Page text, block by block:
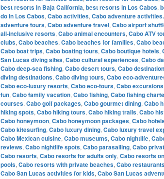
best resorts in Baja California, best resorts in Los Cabos,
do in Los Cabos, Cabo activities, Cabo adventure activities.
adventure tours, Cabo adventure travel, Cabo airport
all-inclusive resorts, Cabo animal encounters, Cabo ATV
clubs, Cabo beaches, Cabo beaches for families, Cabo
Cabo boat trips, Cabo boating tours, Cabo boutique hotels,
San Lucas diving sites, Cabo cultural experiences, Cabo
Cabo deep-sea fishing, Cabo desert tours, Cabo
diving destinations, Cabo diving tours, Cabo eco-
Cabo eco-luxury resorts, Cabo eco-tours, Cabo excursions
fun, Cabo family vacation, Cabo fishing, Cabo fishing
courses, Cabo golf packages, Cabo gourmet dining, Cabo
hiking spots, Cabo hiking tours, Cabo hiking trails, Cabo
Cabo honeymoon, Cabo honeymoon packages, Cabo
Cabo kitesurfing, Cabo luxury dining, Cabo luxury travel
Cabo Mexican cuisine, Cabo museums, Cabo nightlife,
reviews, Cabo nightlife spots, Cabo parasailing, Cabo
Cabo resorts, Cabo resorts for adults only, Cabo resorts
pools, Cabo resorts with private beaches, Cabo
Cabo San Lucas activities for kids, Cabo San Lucas